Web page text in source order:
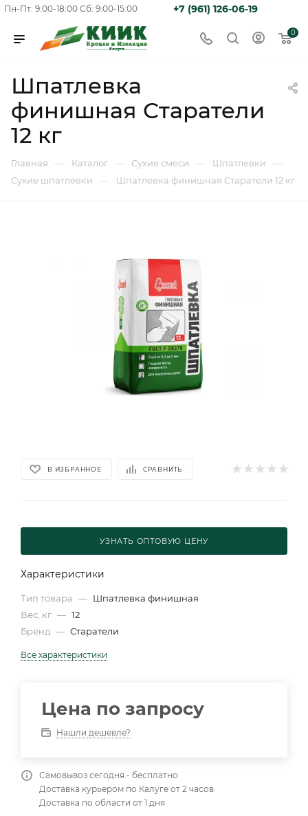
Пн-Пт: 9:00-18:00 Сб: 9:00-15:00 +7 (961) 126-06-19
0
Шпатлевка
финишная Старатели
12 кг
Главная — Каталог — Сухие смеси — Шпатлевки —
Сухие шпатлевки — Шпатлевка финишная Старатели 12 кг
В ИЗБРАННОЕ СРАВНИТЬ
УЗНАТЬ ОПТОВУЮ ЦЕНУ
Характеристики
Тип товара — Шпатлевка финишная
Вес, кг — 12
Бренд — Старатели
Все характеристики
Цена по запросу
Нашли дешевле?
Самовывоз сегодня - бесплатно
Доставка курьером по Калуге от 2 часов
Доставка по области от 1 дня